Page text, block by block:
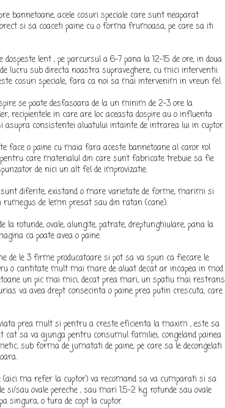
bannetoane, acele cosuri speciale care sunt neaparat
si sa coaceti paine cu o forma frumoasa, pe care sa iti
lent , pe parcursul a 6-7 pana la 12-15 de ore, in doua
lucru sub directa noastra supraveghere, cu mici interventii
cosuri speciale, fara ca noi sa mai intervenim in vreun fel.
se poate desfasoara de la un minim de 2-3 ore la
recipientele in care are loc aceasta dospire au o influenta
consistentei aluatului intainte de intrarea lui in cuptor.
face o paine cu maia fara aceste bannetoane al caror rol
care materialul din care sunt fabricate trebuie sa fie
de nici un alt fel de improvizatie.
diferite, existand o mare varietate de forme, marimi si
de lemn presat sau din ratan (cane).
rotunde, ovale, alungite, patrate, dreptunghiulare, pana la
ca poate avea o paine.
de le 3 firme producatoare si pot sa va spun ca fiecare le
o cantitate mult mai mare de aluat decat ar incapea in mod
un pic mai mici, decat prea mari, un spatiu mai restrans
va avea drept consecinta o paine prea putin crescuta, care
prea mult si pentru a creste eficienta la maxim , este sa
sa va ajunga pentru consumul familiei, congeland painea
sub forma de jumatati de paine, pe care sa le decongelati
ma refer la cuptor) va recomand sa va cumparati si sa
si/sau ovale pereche , sau mari 1,5-2 kg. rotunde sau ovale
singura, o tura de copt la cuptor.